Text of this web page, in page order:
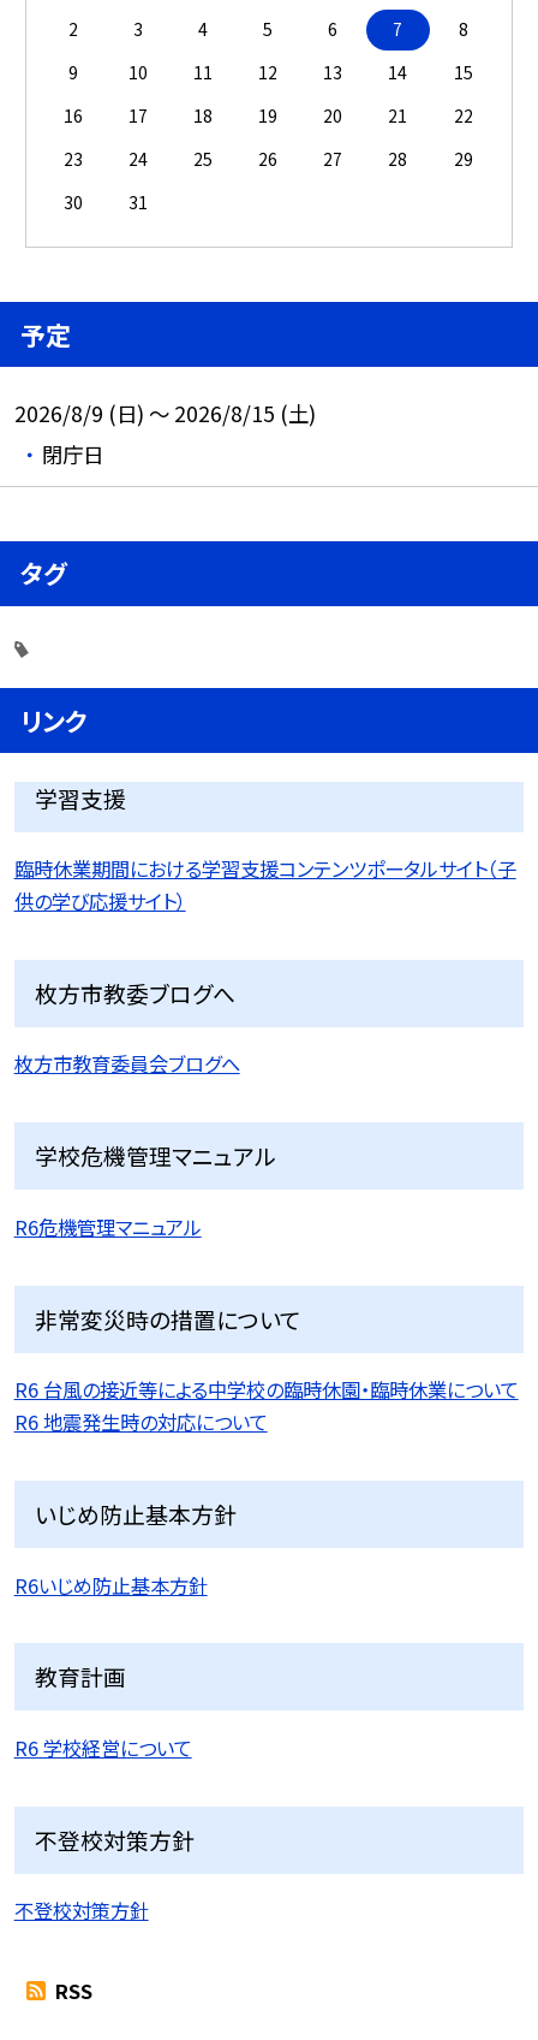
2
3 4 5 6 7
8
9
10 11 12 13 14
15
16
17 18 19 20 21
22
23
24 25 26 27 28
29
30
31
予定
2026/8/9 (日) ～ 2026/8/15 (土)
閉庁日
タグ
リンク
学習支援
臨時休業期間における学習支援コンテンツポータルサイト（子
供の学び応援サイト）
枚方市教委ブログへ
枚方市教育委員会ブログへ
学校危機管理マニュアル
R6危機管理マニュアル
非常変災時の措置について
R6 台風の接近等による中学校の臨時休園・臨時休業について
R6 地震発生時の対応について
いじめ防止基本方針
R6いじめ防止基本方針
教育計画
R6 学校経営について
不登校対策方針
不登校対策方針
RSS